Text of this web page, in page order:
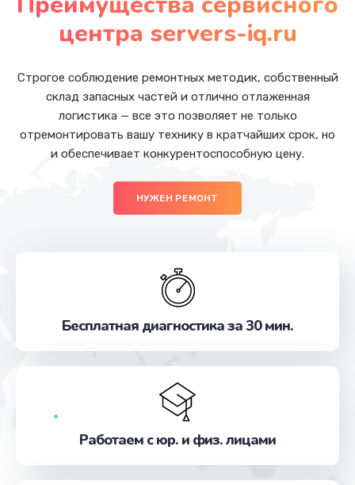
Заказать
от 2750 руб.
Заказать
Ремонт петель крышки
от 1090 руб.
Заказать
Заказать
Заказать
Восстановление данных
центра servers-iq.ru
Строгое соблюдение ремонтных методик, собственный
склад запасных частей и отлично отлаженная
логистика — все это позволяет не только
отремонтировать вашу технику в кратчайших срок, но
и обеспечивает конкурентоспособную цену.
НУЖЕН РЕМОНТ
Бесплатная диагностика за 30 мин.
Работаем с юр. и физ. лицами